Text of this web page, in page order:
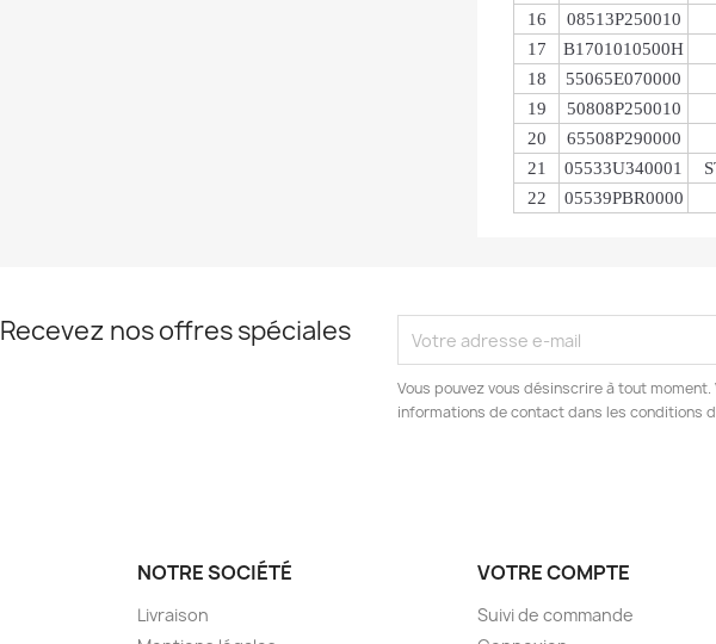
16
08513P250010
17
B1701010500H
18
55065E070000
19
50808P250010
20
65508P290000
21
05533U340001
22
05539PBR0000
Recevez nos offres spéciales
Vous pouvez vous désinscrire à tout
informations de contact dans les conditions
NOTRE SOCIÉTÉ
Livraison
VOTRE COMPTE
Suivi de commande